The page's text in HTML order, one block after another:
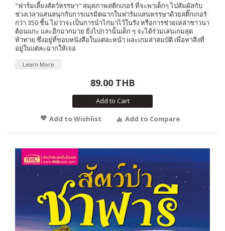
"ฟาร์มเลี้ยงสัตว์หรรษา" สมุดภาพสติกเกอร์ ที่จะพาเด็กๆ ไปสัมผัสกับ
ช่วงเวลาแสนสนุกกับการเนรมิตฉากในฟาร์มแสนหรรษาด้วยสติ๊กเกอร์
กว่า 350 ชิ้น ไม่ว่าจะเป็นการนำไก่มาไว้ในรัง หรือการช่วยเหล่าชาวนา
ต้อนแกะ และอีกมากมาย ยิ่งไปกว่านั้นเด็ก ๆ จะได้ร่วมเล่นเกมสุด
ท้าทาย ซึ่งอยู่ที่ขอบหนังสือในแต่ละหน้า และเกมล่าสมบัติ เพี่อหาสิ่งที่
อยู่ในแต่ละฉากให้เจอ
Learn More
89.00 THB
Add to Cart
Add to Wishlist
Add to Compare